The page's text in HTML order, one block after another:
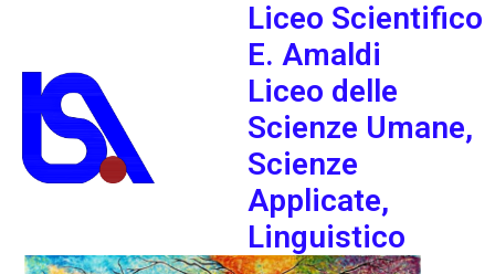
Liceo Scientifico
E. Amaldi
Liceo delle
Scienze Umane,
Scienze
Applicate,
Linguistico